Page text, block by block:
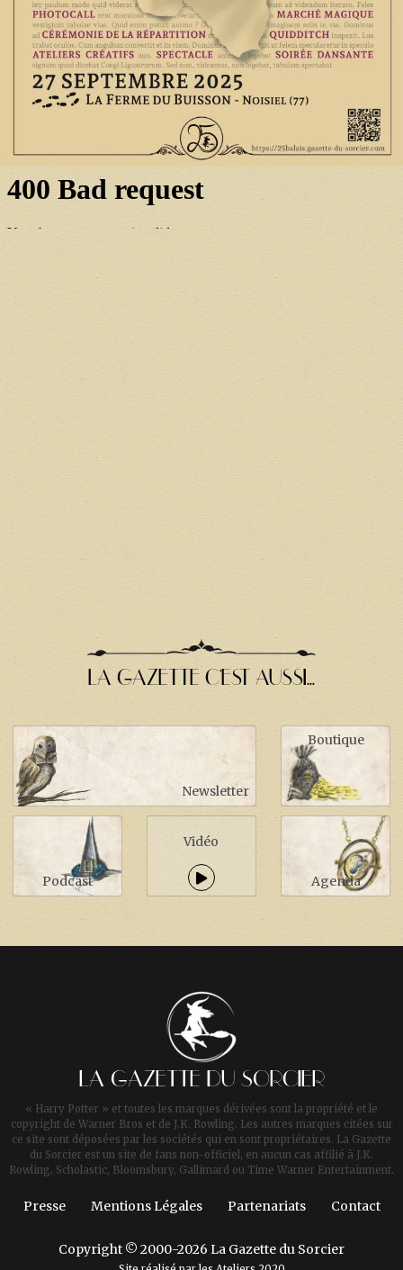
LA GAZETTE C'EST AUSSI...
Newsletter
Boutique
Podcast
Vidéo
Agenda
LA GAZETTE DU SORCIER
« Harry Potter » et toutes les marques dérivées sont la propriété et le
copyright de Warner Bros et de J.K. Rowling. Les autres marques citées sur
ce site sont déposées par les sociétés qui en sont propriétaires. La Gazette
du Sorcier est un site de fans non-officiel, en aucun cas affilié à J.K.
Rowling, Scholastic, Bloomsbury, Gallimard ou Time Warner Entertainment.
Presse Mentions Légales Partenariats Contact
Copyright © 2000-2026 La Gazette du Sorcier